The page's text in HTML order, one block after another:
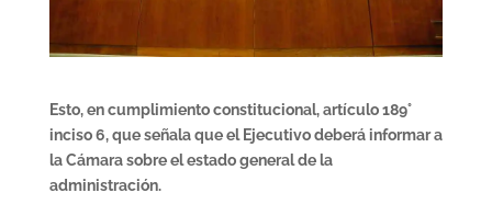
Esto, en cumplimiento constitucional, artículo 189°
inciso 6, que señala que el Ejecutivo deberá informar a
la Cámara sobre el estado general de la
administración.